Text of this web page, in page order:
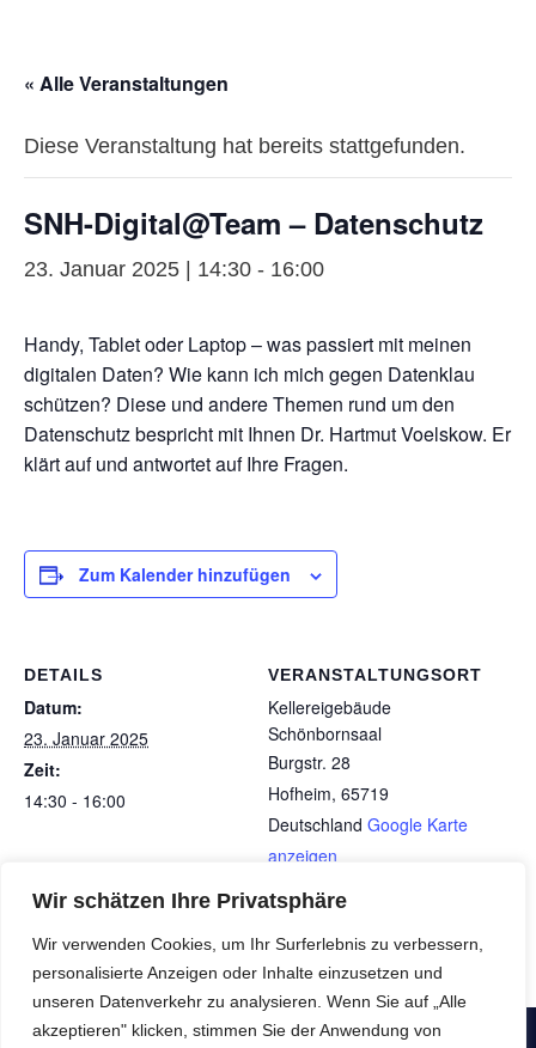
Wir schätzen Ihre Privatsphäre
Wir verwenden Cookies, um Ihr Surferlebnis zu verbessern,
personalisierte Anzeigen oder Inhalte einzusetzen und
unseren Datenverkehr zu analysieren. Wenn Sie auf „Alle
akzeptieren" klicken, stimmen Sie der Anwendung von
« Alle Veranstaltungen
Diese Veranstaltung hat bereits stattgefunden.
SNH-Digital@Team – Datenschutz
23. Januar 2025 | 14:30 - 16:00
Handy, Tablet oder Laptop – was passiert mit meinen
digitalen Daten? Wie kann ich mich gegen Datenklau
schützen? Diese und andere Themen rund um den
Datenschutz bespricht mit Ihnen Dr. Hartmut Voelskow. Er
klärt auf und antwortet auf Ihre Fragen.
Zum Kalender hinzufügen
DETAILS
Datum:
23. Januar 2025
Zeit:
14:30 - 16:00
VERANSTALTUNGSORT
Kellereigebäude
Schönbornsaal
Burgstr. 28
Hofheim, 65719
Deutschland Google Karte
anzeigen
doch verwöhnen!
Special Event: SNH trifft VBV
Ausdruck. Tanz. Leben.